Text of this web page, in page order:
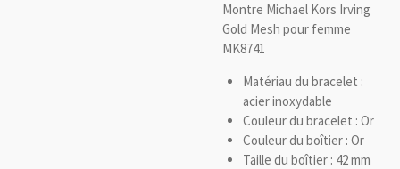
Montre Michael Kors Irving
Gold Mesh pour femme
MK8741
Matériau du bracelet :
acier inoxydable
Couleur du bracelet : Or
Couleur du boîtier : Or
Taille du boîtier : 42 mm